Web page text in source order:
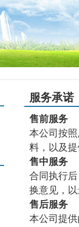
服务承诺
售前服务
本公司按
料，以及
售中服务
合同执行
换意见，
售后服务
本公司提